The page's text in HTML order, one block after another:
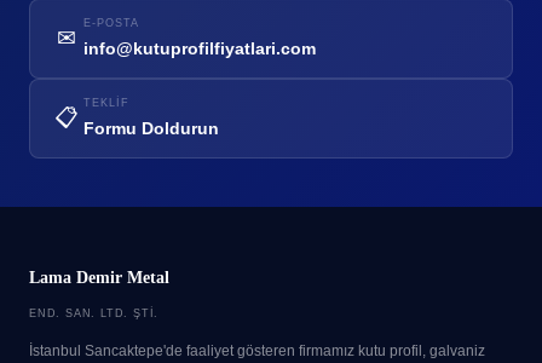
✉
E-POSTA
info@kutuprofilfiyatlari.com
📋
TEKLIF
Formu Doldurun
Lama Demir Metal
END. SAN. LTD. ŞTI.
İstanbul Sancaktepe'de faaliyet gösteren firmamız kutu profil, galvaniz